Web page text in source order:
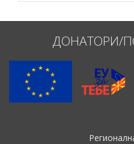
ДОНАТОРИ/